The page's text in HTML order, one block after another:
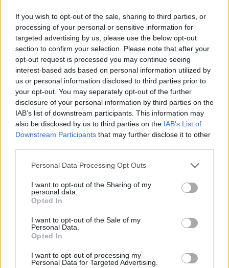
If you wish to opt-out of the sale, sharing to third parties, or
processing of your personal or sensitive information for
targeted advertising by us, please use the below opt-out
section to confirm your selection. Please note that after your
opt-out request is processed you may continue seeing
interest-based ads based on personal information utilized by
us or personal information disclosed to third parties prior to
your opt-out. You may separately opt-out of the further
disclosure of your personal information by third parties on the
IAB’s list of downstream participants. This information may
also be disclosed by us to third parties on the IAB’s List of
Downstream Participants that may further disclose it to other
Personal Data Processing Opt Outs
I want to opt-out of the Sharing of my
personal data.
Opted In
I want to opt-out of the Sale of my
Personal Data.
Opted In
I want to opt-out of processing my
Personal Data for Targeted Advertising.
në motin hapësinor dhe Tokë
Esim for Global
Esim for USA|Esim for Italy| Esim for Spain|Esim